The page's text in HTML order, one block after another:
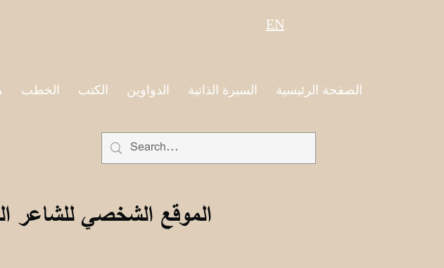
EN
الصفحة الرئيسية السيرة الذاتية الدواوين الكتب الخطب
الموقع الشخصي للشاعر